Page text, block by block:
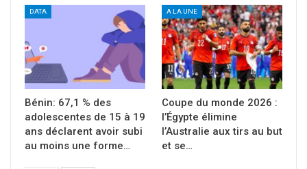
DATA
Bénin: 67,1 % des
adolescentes de 15 à 19
ans déclarent avoir subi
au moins une forme…
A LA UNE
Coupe du monde 2026 :
l’Égypte élimine
l’Australie aux tirs au but
et se…